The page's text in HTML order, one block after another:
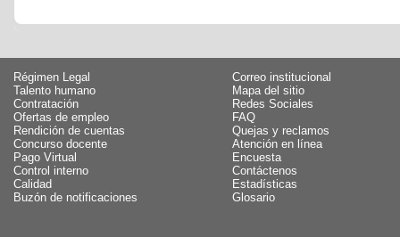
Régimen Legal
Talento humano
Contratación
Ofertas de empleo
Rendición de cuentas
Concurso docente
Pago Virtual
Control interno
Calidad
Buzón de notificaciones
Correo institucional
Mapa del sitio
Redes Sociales
FAQ
Quejas y reclamos
Atención en línea
Encuesta
Contáctenos
Estadísticas
Glosario